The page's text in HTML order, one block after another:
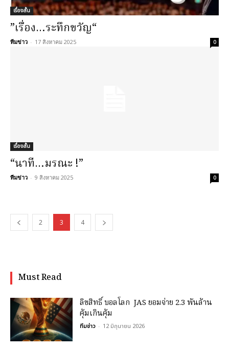
เรื่องสั้น
”เรื่อง…ระทึกขวัญ“
ทีมข่าว - 17 สิงหาคม 2025 0
เรื่องสั้น
“นาที…มรณะ !”
ทีมข่าว - 9 สิงหาคม 2025 0
2 3 4
Must Read
ลิขสิทธิ์ บอลโลก JAS ยอมจ่าย 2.3 พันล้าน
คุ้มเกินคุ้ม
ทีมข่าว - 12 มิถุนายน 2026